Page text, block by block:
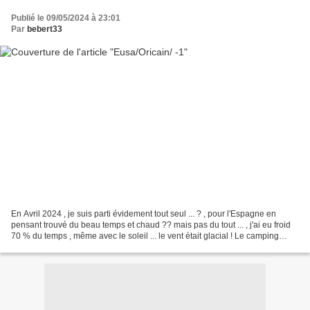
Publié le 09/05/2024 à 23:01
Par bebert33
En Avril 2024 , je suis parti évidement tout seul ... ? , pour l'Espagne en
pensant trouvé du beau temps et chaud ?? mais pas du tout ... , j'ai eu froid
70 % du temps , même avec le soleil ... le vent était glacial ! Le camping